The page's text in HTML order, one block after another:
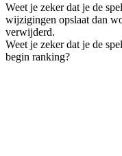
Weet je zeker dat je de
wijzigingen opslaat dan
verwijderd.
Weet je zeker dat je de
begin ranking?